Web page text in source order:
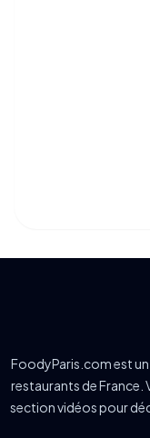
FoodyParis.com est
restaurants de France.
section vidéos pour